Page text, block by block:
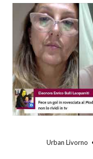
Urban Livorno